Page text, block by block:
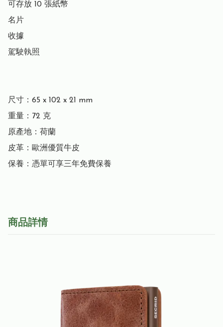
可存放 10 張紙幣
名片
收據
駕駛執照
尺寸：65 x 102 x 21 mm
重量：72 克
原產地：荷蘭
皮革：歐洲優質牛皮
保養：憑單可享三年免費保養
商品詳情